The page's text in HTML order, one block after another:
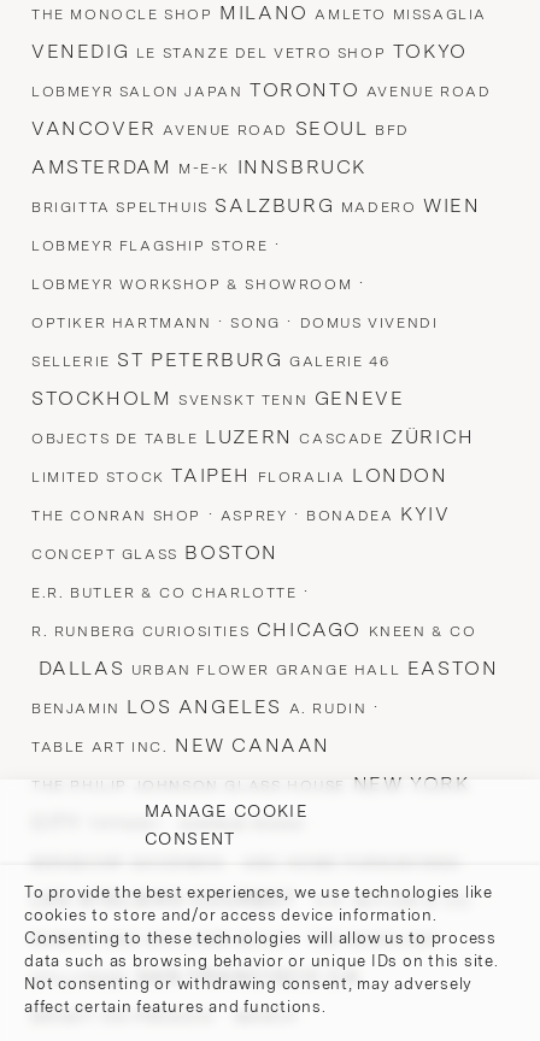
MANAGE COOKIE
CONSENT
To provide the best experiences, we use technologies like
cookies to store and/or access device information.
Consenting to these technologies will allow us to process
data such as browsing behavior or unique IDs on this site.
Not consenting or withdrawing consent, may adversely
affect certain features and functions.
THE MONOCLE SHOP MILANOAMLETO MISSAGLIA
VENEDIG LE STANZE DEL VETRO SHOP TOKYO
LOBMEYR SALON JAPAN TORONTO AVENUE ROAD
VANCOVERAVENUE ROAD SEOUL BFD
AMSTERDAM M-E-K INNSBRUCK
BRIGITTA SPELTHUIS SALZBURG MADERO WIEN
LOBMEYR FLAGSHIP STORE ·
LOBMEYR WORKSHOP & SHOWROOM ·
OPTIKER HARTMANN ·SONG · DOMUS VIVENDI
SELLERIE ST PETERBURGGALERIE 46
STOCKHOLM SVENSKT TENN GENEVE
OBJECTS DE TABLE LUZERNCASCADE ZÜRICH
LIMITED STOCK TAIPEH FLORALIA LONDON
THE CONRAN SHOP · ASPREY · BONADEA KYIV
CONCEPT GLASS BOSTON
E.R. BUTLER & CO CHARLOTTE ·
R. RUNBERG CURIOSITIES CHICAGO KNEEN & CO
DALLAS URBAN FLOWER GRANGE HALL EASTON
BENJAMIN LOS ANGELES A. RUDIN ·
TABLE ART INC. NEW CANAAN
THE PHILIP JOHNSON GLASS HOUSE
NEW YORK
· ·
LES ATELIERS COURBET ·E.R. BUTLER & CO.·
ROMAN AND WILLIAMS GUILD·TED MUEHLING·
STILLFRIED SAN FRANCISCO CA
BRIGHT ON PRESIDIO·MARCH